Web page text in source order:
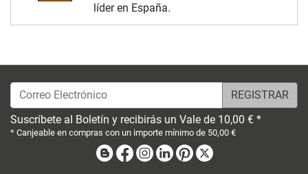
líder en España.
Correo Electrónico
Suscríbete al Boletín y recibirás un Vale de 10,00 € *
* Canjeable en compras con un importe mínimo de 50,00 €
BlogFacebook
Instagram
LinkedinPinterest